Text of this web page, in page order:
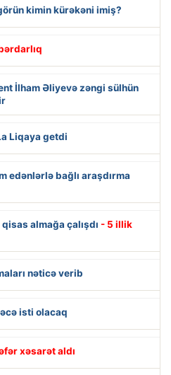
kimin kürəkəni imiş?
İlham Əliyevə zəngi sülhün
Liqaya getdi
edənlərlə bağlı araşdırma
almağa çalışdı - 5 illik
nəticə verib
isti olacaq
xəsarət aldı